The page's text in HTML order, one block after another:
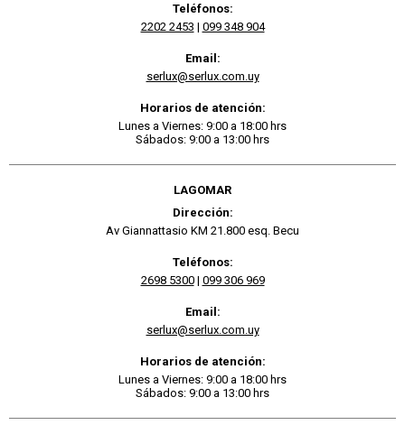
Teléfonos:
2202 2453 | 099 348 904
Email:
serlux@serlux.com.uy
Horarios de atención:
Lunes a Viernes: 9:00 a 18:00 hrs
Sábados: 9:00 a 13:00 hrs
LAGOMAR
Dirección:
Av Giannattasio KM 21.800 esq. Becu
Teléfonos:
2698 5300| 099 306 969
Email:
serlux@serlux.com.uy
Horarios de atención:
Lunes a Viernes: 9:00 a 18:00 hrs
Sábados: 9:00 a 13:00 hrs